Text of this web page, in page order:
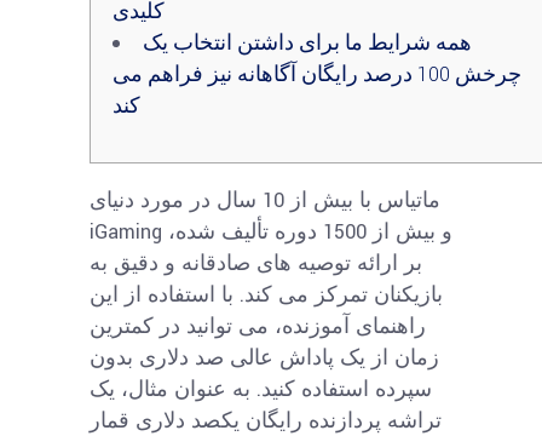
کلیدی
همه شرایط ما برای داشتن انتخاب یک
چرخش 100 درصد رایگان آگاهانه نیز فراهم می
کند
ماتیاس با بیش از 10 سال در مورد دنیای
iGaming و بیش از 1500 دوره تألیف شده،
بر ارائه توصیه های صادقانه و دقیق به
بازیکنان تمرکز می کند. با استفاده از این
راهنمای آموزنده، می توانید در کمترین
زمان از یک پاداش عالی صد دلاری بدون
سپرده استفاده کنید. به عنوان مثال، یک
تراشه پردازنده رایگان یکصد دلاری قمار